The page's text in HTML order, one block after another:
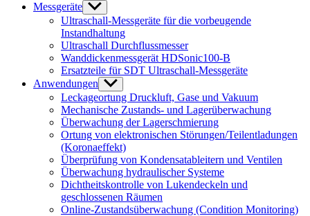
Messgeräte Untermenü
anzeigen
Ultraschall-Messgeräte für die vorbeugende
Instandhaltung
Ultraschall Durchflussmesser
Wanddickenmessgerät HDSonic100-B
Ersatzteile für SDT Ultraschall-Messgeräte
Anwendungen Untermenü
anzeigen
Leckageortung Druckluft, Gase und Vakuum
Mechanische Zustands- und Lagerüberwachung
Überwachung der Lagerschmierung
Ortung von elektronischen Störungen/Teilentladungen
(Koronaeffekt)
Überprüfung von Kondensatableitern und Ventilen
Überwachung hydraulischer Systeme
Dichtheitskontrolle von Lukendeckeln und
geschlossenen Räumen
Online-Zustandsüberwachung (Condition Monitoring)